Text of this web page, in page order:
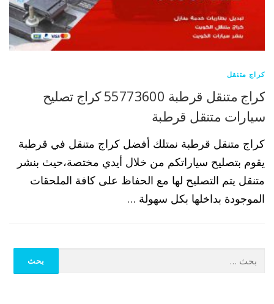
كراج متنقل
كراج متنقل قرطبة 55773600 كراج تصليح
سيارات متنقل قرطبة
كراج متنقل قرطبة نمتلك أفضل كراج متنقل في قرطبة
يقوم بتصليح سياراتكم من خلال أيدي مختصة،حيث بنشر
متنقل يتم التصليح لها مع الحفاظ على كافة الملحقات
الموجودة بداخلها بكل سهولة …